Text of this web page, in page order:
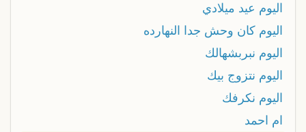
اليوم عيد ميلادي
اليوم كان وحش جدا النهارده
اليوم نبربشهالك
اليوم نتزوج بيك
اليوم نكرفك
ام احمد